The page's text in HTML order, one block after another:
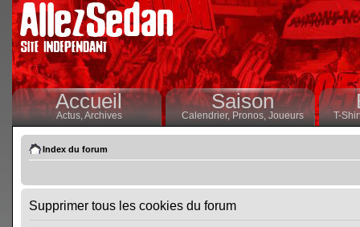
Accueil
Actus,Archives
Saison
Calendrier,Pronos, Joueurs T-
Index du forum
Supprimer tous les cookies du forum